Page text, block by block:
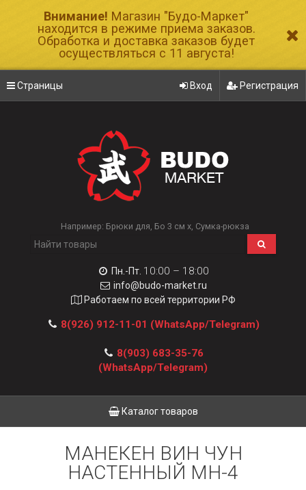
Внимание! Магазин "Будо-Маркет"
находится в режиме приема заказов.
Обработка и доставка заказов будет
осуществляться с 11 августа!
Страницы Вход Регистрация
Например: Брюки для Бо 3 см х Сумка-рюкза
Пн.-Пт. 10:00 – 18:00
info@budo-market.ru
Работаем по всей территории РФ
8(926) 912-11-01 (WhatsApp/Telegram)
8(903) 683-35-76
(WhatsApp/Telegram)
Каталог товаров
МАНЕКЕН ВИН ЧУН
НАСТЕННЫЙ МН-4